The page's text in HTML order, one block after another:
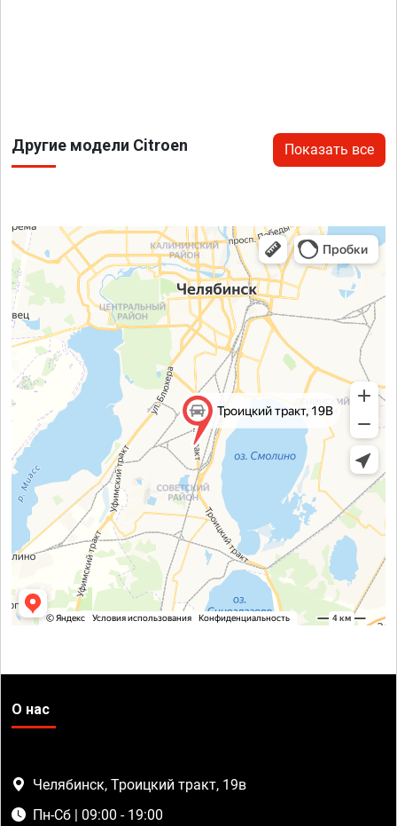
Другие модели Citroen Показать все
О нас
Челябинск, Троицкий тракт, 19в
Пн-Сб | 09:00 - 19:00